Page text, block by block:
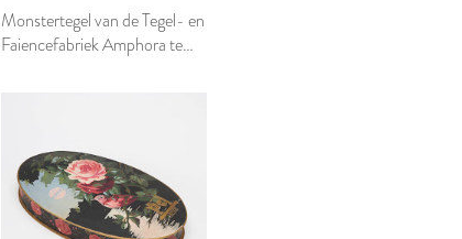
Monstertegel van de Tegel- en
Faiencefabriek Amphora te